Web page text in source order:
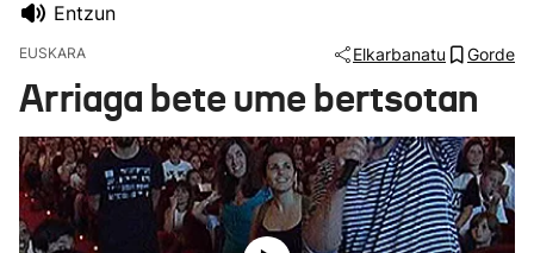
Ikusmiran
Eguraldia
Entzun
EUSKARA Elkarbanatu Gorde
Arriaga bete ume bertsotan